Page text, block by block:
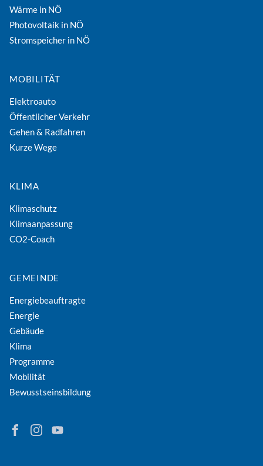
Wärme in NÖ
Photovoltaik in NÖ
Stromspeicher in NÖ
MOBILITÄT
Elektroauto
Öffentlicher Verkehr
Gehen & Radfahren
Kurze Wege
KLIMA
Klimaschutz
Klimaanpassung
CO2-Coach
GEMEINDE
Energiebeauftragte
Energie
Gebäude
Klima
Programme
Mobilität
Bewusstseinsbildung
Finden Sie Energie in Niederösterreich auf Facebook
Folgen Sie Energie in Niederösterreich auf Instagram
Besuchen Sie den YouTube-Kanal der eNu